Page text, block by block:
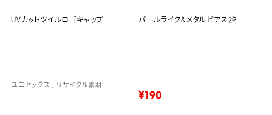
UVカットツイルロゴキャップ
ユニセックス リサイクル素材
パールライク&メタルピアス2P
¥190